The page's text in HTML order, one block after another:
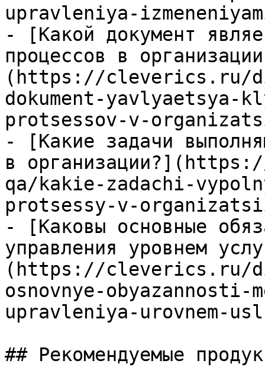
upravleniya-
- [Какой документ
процессов в
(https://cleverics.ru/
dokument-yavlyaetsya-
protsessov-v-
- [Какие задачи
в
qa/kakie-zadachi-
protsessy-v-
- [Каковы основные
управления уровнем
(https://cleverics.ru/
osnovnye-obyazannosti-
upravleniya-urovnem-
## Рекомендуемые